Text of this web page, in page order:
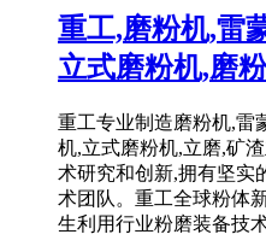
重工,磨粉机,雷
立式磨粉机,磨
重工专业制造磨粉机,雷
机,立式磨粉机,立磨,矿
术研究和创新,拥有坚实
术团队。重工全球粉体
生利用行业粉磨装备技